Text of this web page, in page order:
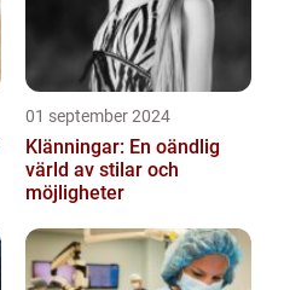
01 september 2024
Klänningar: En oändlig
värld av stilar och
möjligheter